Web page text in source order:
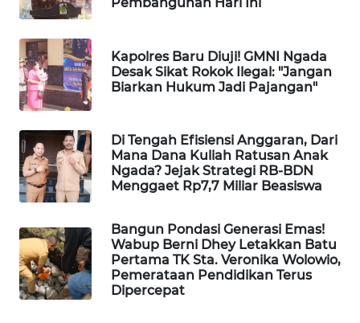
Pembangunan Hari Ini
Kapolres Baru Diuji! GMNI Ngada
Desak Sikat Rokok Ilegal: "Jangan
Biarkan Hukum Jadi Pajangan"
Di Tengah Efisiensi Anggaran, Dari
Mana Dana Kuliah Ratusan Anak
Ngada? Jejak Strategi RB-BDN
Menggaet Rp7,7 Miliar Beasiswa
Bangun Pondasi Generasi Emas!
Wabup Berni Dhey Letakkan Batu
Pertama TK Sta. Veronika Wolowio,
Pemerataan Pendidikan Terus
Dipercepat
LKKI
KOPEKLIN
PORTAL
FORWAMKI
ALPERKLINAS
FORJASIDA
TAMBANG
NEWS